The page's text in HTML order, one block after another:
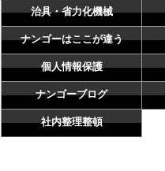
治具・省力化機械
ナンゴーはここが違う
個人情報保護
ナンゴーブログ
社内整理整頓